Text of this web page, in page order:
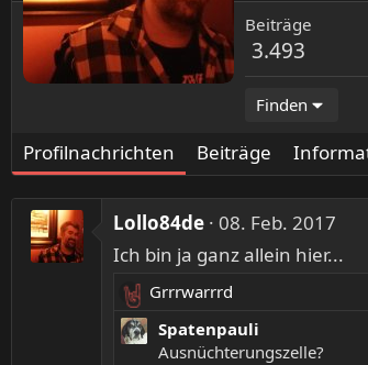
Beiträge
3.493
Finden
Profilnachrichten Beiträge
Lollo84de 08. Feb. 2017
Ich bin ja ganz allein hier...
R
e
a
Grrrwarrrd
Spatenpauli
Ausnüchterungszelle?